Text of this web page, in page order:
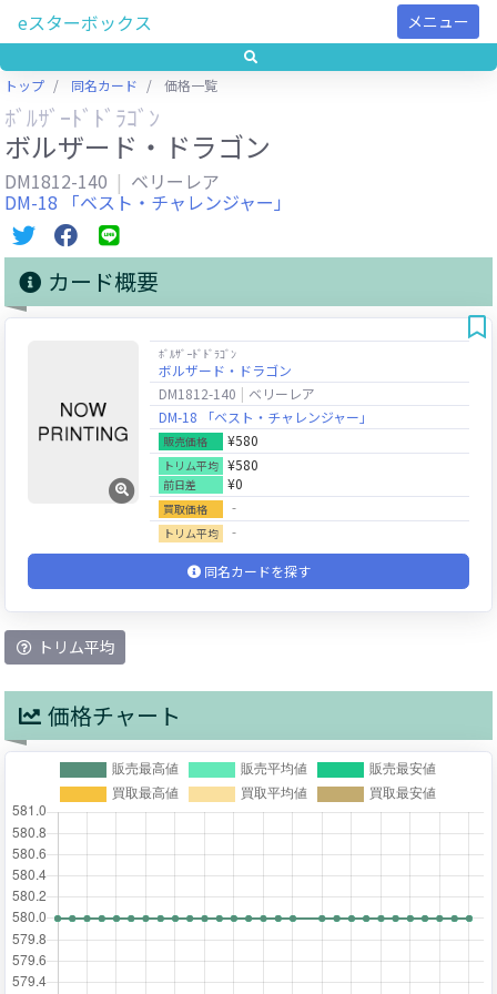
eスターボックス メニュー
トップ 同名カード 価格一覧
ﾎﾞﾙｻﾞｰﾄﾞﾄﾞﾗｺﾞﾝ
ボルザード・ドラゴン
DM1812-140 ベリーレア
DM-18 「ベスト・チャレンジャー」
カード概要
ﾎﾞﾙｻﾞｰﾄﾞﾄﾞﾗｺﾞﾝ
ボルザード・ドラゴン
DM1812-140
ベリーレア
DM-18 「ベスト・チャレンジャー」
販売価格 ¥580
トリム平均 ¥580
前日差 ¥0
買取価格 ‐
トリム平均 ‐
同名カードを探す
トリム平均
価格チャート